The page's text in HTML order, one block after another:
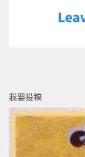
我要投稿